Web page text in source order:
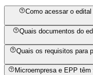
Como acessar o
Quais documentos do
Quais os requisitos para
Microempresa e EPP